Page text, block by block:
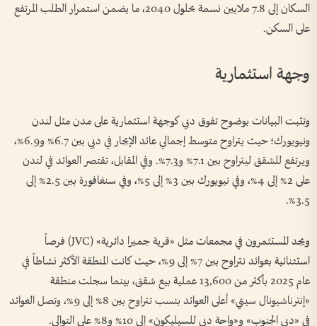
السكان إلى 7.8 ملايين نسمة بحلول 2040، ما يضمن استمرار الطلب المرتفع
على السكن.
وجهة استثمارية
وتثبت البيانات بوضوح تفوق دبي كوجهة استثمارية على مدن مثل لندن
ونيويورك؛ حيث يتراوح متوسط إجمالي عائد الإيجار في دبي بين 6.7% و6.9%،
ويرتفع للشقق ليتراوح بين 7.1% و7.3%. وفي المقابل، تقتصر العوائد في لندن
على 2% إلى 4%، وفي نيويورك بين 3% إلى 5%، وفي سنغافورة بين 2.5% إلى
3.5%.
ويجد المستثمرون في مجمعات مثل «قرية جميرا دائرية» (JVC) فرصاً
استثنائية بعوائد تتراوح بين 7% إلى 9%، حيث كانت المنطقة الأكثر نشاطاً في
عام 2025 بأكثر من 13,600 عملية بيع شقق، بينما سجلت منطقة
«إنترناشيونال سيتي» أعلى العوائد بنسب تتراوح بين 8% إلى 9%، وتصل العوائد
في «دبي الجنوب» و«واحة دبي للسيليكون» إلى 10% و8% على التوالي.